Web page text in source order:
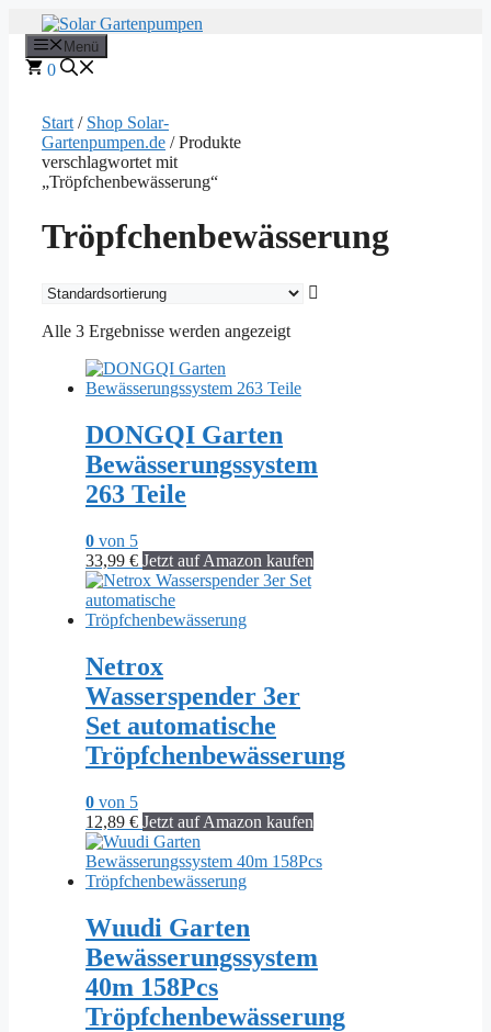
Inhalt
springen
Menü
0
Start / Shop Solar-
Gartenpumpen.de / Produkte
verschlagwortet mit
„Tröpfchenbewässerung“
Tröpfchenbewässerung
Alle 3 Ergebnisse werden angezeigt
DONGQI Garten
Bewässerungssystem
263 Teile
0 von 5
33,99 € Jetzt auf Amazon kaufen
Netrox
Wasserspender 3er
Set automatische
Tröpfchenbewässerung
0 von 5
12,89 € Jetzt auf Amazon kaufen
Wuudi Garten
Bewässerungssystem
40m 158Pcs
Tröpfchenbewässerung